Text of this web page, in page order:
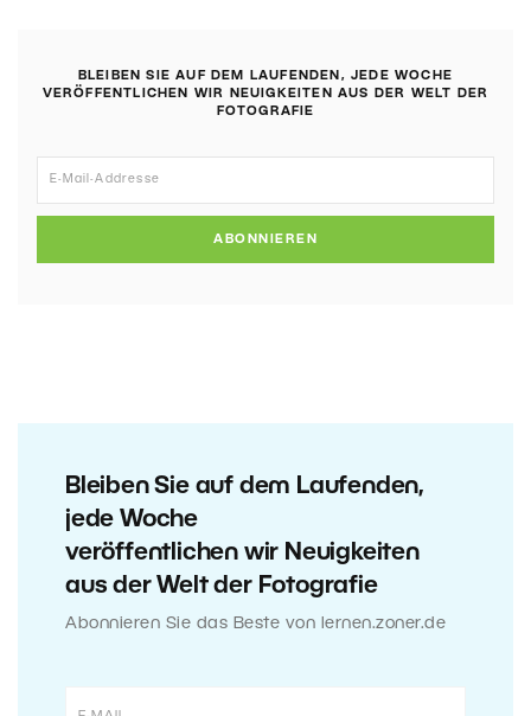
BLEIBEN SIE AUF DEM LAUFENDEN, JEDE WOCHE
VERÖFFENTLICHEN WIR NEUIGKEITEN AUS DER WELT DER
FOTOGRAFIE
ABONNIEREN
Bleiben Sie auf dem Laufenden,
jede Woche
veröffentlichen wir Neuigkeiten
aus der Welt der Fotografie
Abonnieren Sie das Beste von lernen.zoner.de